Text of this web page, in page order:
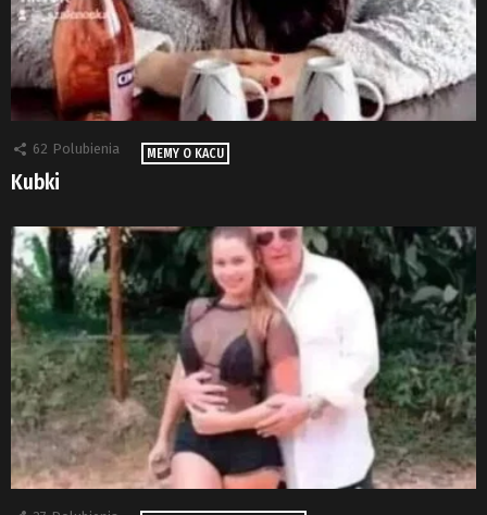
62 Polubienia MEMY O KACU
Kubki